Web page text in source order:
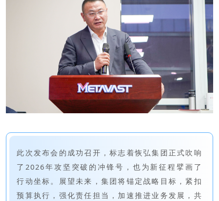
此次发布会的成功召开，标志着恢弘集团正式吹响
了2026年攻坚突破的冲锋号，也为新征程擘画了
行动坐标。展望未来，集团将锚定战略目标，紧扣
预算执行，强化责任担当，加速推进业务发展，共